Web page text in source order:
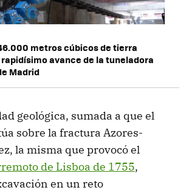
metros cúbicos de tierra
avance de la tuneladora
Madrid
geológica, sumada a que el
sobre la fractura Azores-
la misma que provocó el
de Lisboa de 1755,
en un reto